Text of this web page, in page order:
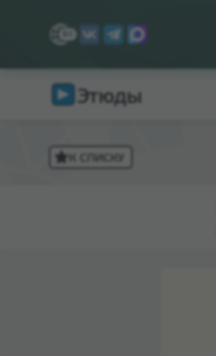
Этюды
К СПИСКУ